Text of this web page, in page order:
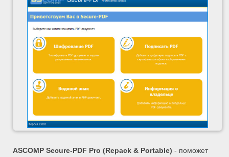
ASCOMP Secure-PDF Pro (Repack & Portable) - поможет